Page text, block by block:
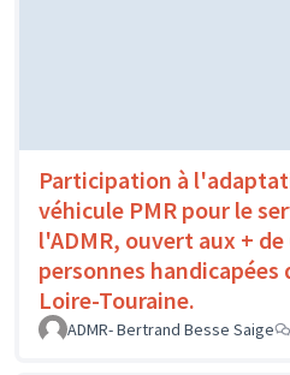
Participation à
véhicule PMR pour le
l'ADMR, ouvert aux + de
personnes handicapées
Loire-Touraine.
ADMR- Bertrand Besse Saige